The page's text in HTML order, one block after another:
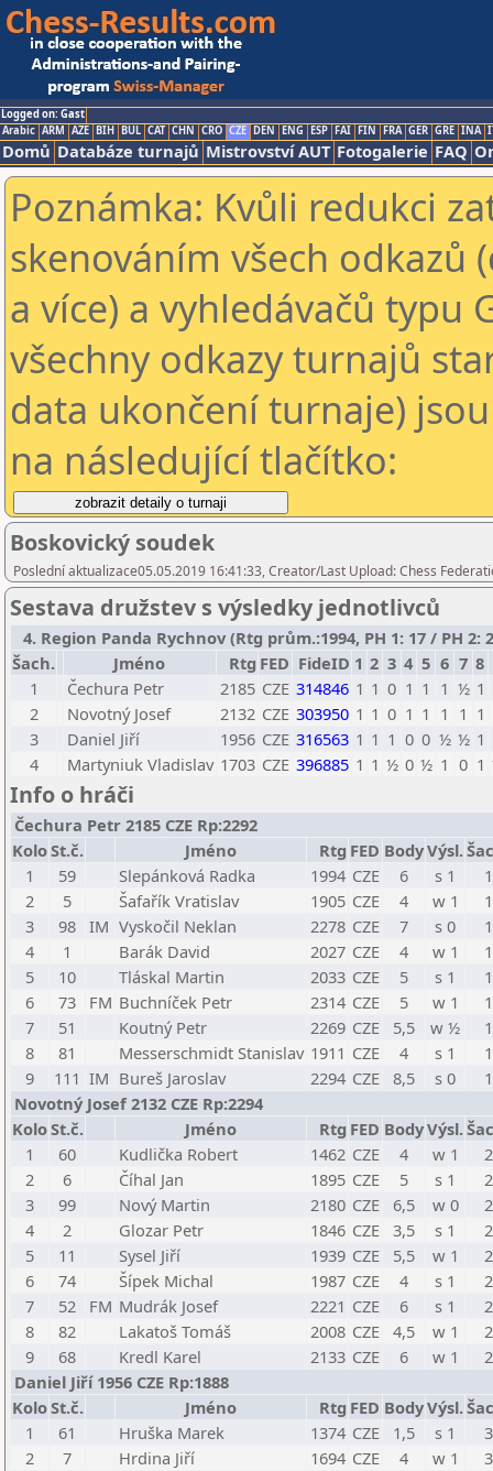
Logged on: Gast
Arabic ARM AZE BIH BUL CAT CHN CRO CZE DEN ENG ESP FAI FIN FRA GER GRE INA
Domů Databáze turnajů Mistrovství AUT Fotogalerie FAQ
Poznámka: Kvůli redukci
skenováním všech odkazů
a více) a vyhledávačů typu
všechny odkazy turnajů
data ukončení turnaje)
na následující tlačítko:
Boskovický soudek
Poslední aktualizace05.05.2019 16:41:33, Creator/Last Upload: Chess
Sestava družstev s výsledky jednotlivců
4. Region Panda Rychnov (Rtg prům.:1994, PH 1: 17 / PH 2:
Šach.
Jméno Rtg FED FideID 1 2 3 4 5 6 7 8
1
Čechura Petr 2185 CZE 314846 1 1 0 1 1 1 ½ 1
2
Novotný Josef 2132 CZE 303950 1 1 0 1 1 1 1 1
3
Daniel Jiří 1956 CZE 316563 1 1 1 0 0 ½ ½ 1
4
Martyniuk Vladislav 1703 CZE 396885 1 1 ½ 0 ½ 1 0 1
Info o hráči
Čechura Petr 2185 CZE Rp:2292
KoloSt.č. Jméno Rtg FED BodyVýsl.
1
59 Slepánková Radka 1994 CZE 6 s 1
1
2
5 Šafařík Vratislav 1905 CZE 4 w 1
1
3
98 IM Vyskočil Neklan 2278 CZE 7 s 0
1
4
1 Barák David 2027 CZE 4 w 1
1
5
10 Tláskal Martin 2033 CZE 5 s 1
1
6
73 FM Buchníček Petr 2314 CZE 5 w 1
1
7
51 Koutný Petr 2269 CZE 5,5 w ½
1
8
81 Messerschmidt Stanislav 1911 CZE 4 s 1
1
9
111 IM Bureš Jaroslav 2294 CZE 8,5 s 0
1
Novotný Josef 2132 CZE Rp:2294
KoloSt.č. Jméno Rtg FED BodyVýsl.
1
60 Kudlička Robert 1462 CZE 4 w 1
2
2
6 Číhal Jan 1895 CZE 5 s 1
2
3
99 Nový Martin 2180 CZE 6,5 w 0
2
4
2 Glozar Petr 1846 CZE 3,5 s 1
2
5
11 Sysel Jiří 1939 CZE 5,5 w 1
2
6
74 Šípek Michal 1987 CZE 4 s 1
2
7
52 FM Mudrák Josef 2221 CZE 6 s 1
2
8
82 Lakatoš Tomáš 2008 CZE 4,5 w 1
2
9
68 Kredl Karel 2133 CZE 6 w 1
2
Daniel Jiří 1956 CZE Rp:1888
KoloSt.č. Jméno Rtg FED BodyVýsl.
1
61 Hruška Marek 1374 CZE 1,5 s 1
3
2
7 Hrdina Jiří 1694 CZE 4 w 1
3